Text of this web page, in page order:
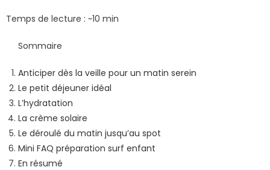
Temps de lecture : ~10 min
Sommaire
Anticiper dès la veille pour un matin serein
Le petit déjeuner idéal
L’hydratation
La crème solaire
Le déroulé du matin jusqu’au spot
Mini FAQ préparation surf enfant
En résumé